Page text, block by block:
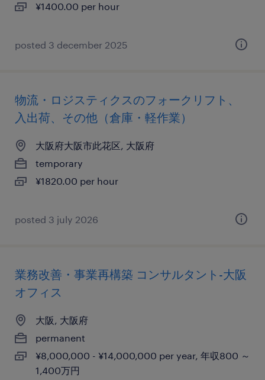
¥1400.00 per hour
posted 3 december 2025
物流・ロジスティクスのフォークリフト、
入出荷、その他（倉庫・軽作業）
大阪府大阪市此花区, 大阪府
temporary
¥1820.00 per hour
posted 3 july 2026
業務改善・事業再構築 コンサルタント-大阪
オフィス
大阪, 大阪府
permanent
¥8,000,000 - ¥14,000,000 per year, 年収800 ～
1,400万円